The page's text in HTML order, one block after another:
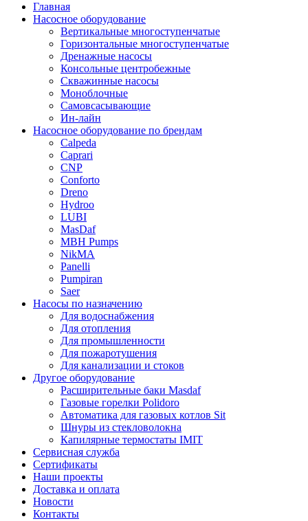
Главная
Насосное оборудование
Вертикальные многоступенчатые
Горизонтальные многоступенчатые
Дренажные насосы
Консольные центробежные
Скважинные насосы
Моноблочные
Самовсасывающие
Ин-лайн
Насосное оборудование по брендам
Calpeda
Caprari
CNP
Conforto
Dreno
Hydroo
LUBI
MasDaf
MBH Pumps
NikMA
Panelli
Pumpiran
Saer
Насосы по назначению
Для водоснабжения
Для отопления
Для промышленности
Для пожаротушения
Для канализации и стоков
Другое оборудование
Расширительные баки Masdaf
Газовые горелки Polidoro
Автоматика для газовых котлов Sit
Шнуры из стекловолокна
Капилярные термостаты IMIT
Сервисная служба
Сертификаты
Наши проекты
Доставка и оплата
Новости
Контакты